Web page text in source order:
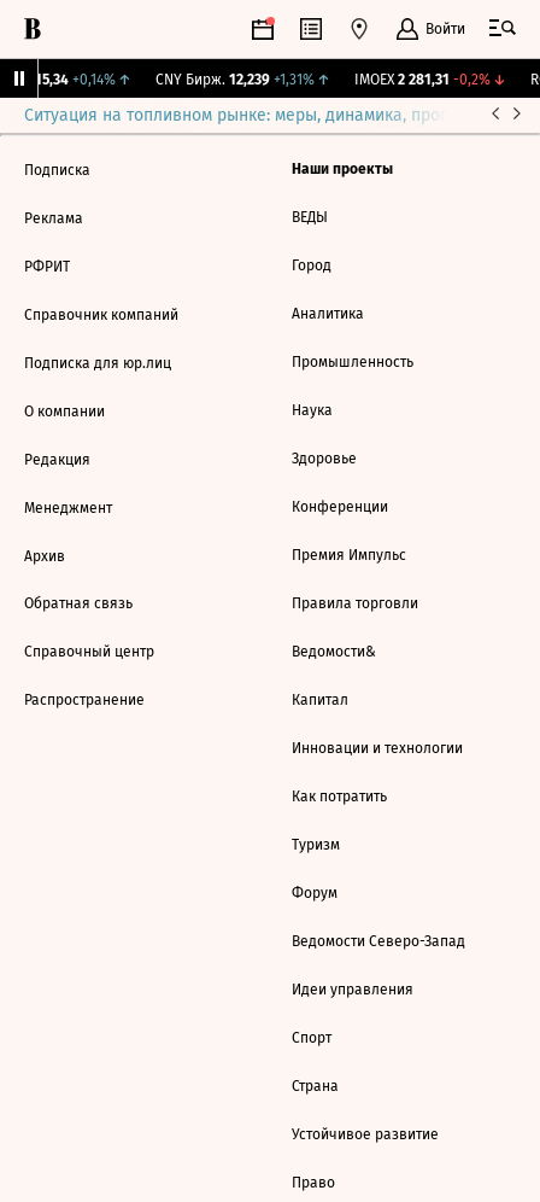
Войти
115,34 +0,14%↑ CNY Бирж. 12,239 +1,31%↑ IMOEX 2 281,31 -0,2%↓
Ситуация на топливном рынке: меры, динамика, прогнозы
Подписка
Реклама
РФРИТ
Справочник компаний
Подписка для юр.лиц
О компании
Редакция
Менеджмент
Архив
Обратная связь
Справочный центр
Распространение
Наши проекты
ВЕДЫ
Город
Аналитика
Промышленность
Наука
Здоровье
Конференции
Премия Импульс
Правила торговли
Ведомости&
Капитал
Инновации и технологии
Как потратить
Туризм
Форум
Ведомости Северо-Запад
Идеи управления
Спорт
Страна
Устойчивое развитие
Право